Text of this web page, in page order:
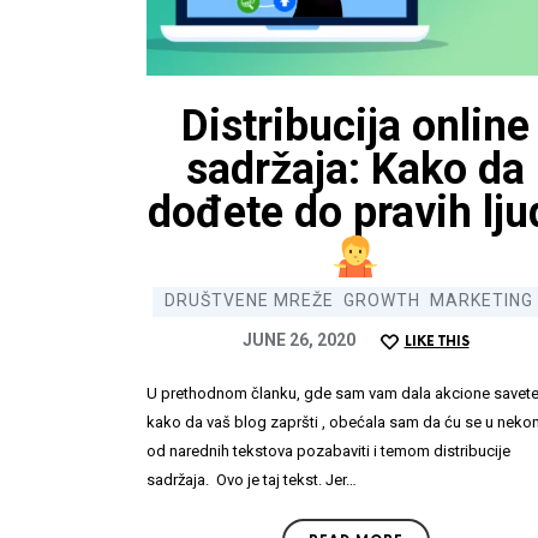
Distribucija online
sadržaja: Kako da
dođete do pravih
DRUŠTVENE MREŽE GROWTH MARKETING
JUNE 26, 2020 LIKE THIS
U prethodnom članku, gde sam vam dala akcione savete
kako da vaš blog zapršti , obećala sam da ću se u nekom
od narednih tekstova pozabaviti i temom distribucije
sadržaja. Ovo je taj tekst. Jer…
Preuzmi dokument
7 najčešćih
prezime